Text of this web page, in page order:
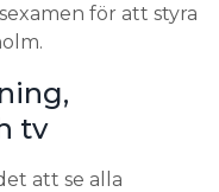
för att styra
tv
att se alla